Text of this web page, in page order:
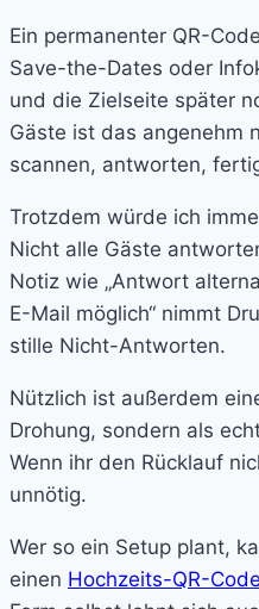
Ein permanenter QR-
Save-the-Dates oder
und die Zielseite später
Gäste ist das angenehm
scannen, antworten,
Trotzdem würde ich
Nicht alle Gäste
Notiz wie „Antwort
E-Mail möglich“ nimmt
stille Nicht-Antworten.
Nützlich ist außerdem
Drohung, sondern als
Wenn ihr den Rücklauf
unnötig.
Wer so ein Setup plant,
einen Hochzeits-QR-